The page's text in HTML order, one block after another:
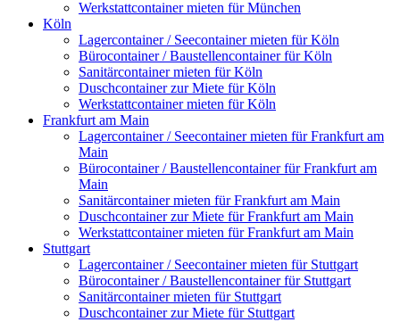
Werkstattcontainer mieten für München
Köln
Lagercontainer / Seecontainer mieten für Köln
Bürocontainer / Baustellencontainer für Köln
Sanitärcontainer mieten für Köln
Duschcontainer zur Miete für Köln
Werkstattcontainer mieten für Köln
Frankfurt am Main
Lagercontainer / Seecontainer mieten für Frankfurt am
Main
Bürocontainer / Baustellencontainer für Frankfurt am
Main
Sanitärcontainer mieten für Frankfurt am Main
Duschcontainer zur Miete für Frankfurt am Main
Werkstattcontainer mieten für Frankfurt am Main
Stuttgart
Lagercontainer / Seecontainer mieten für Stuttgart
Bürocontainer / Baustellencontainer für Stuttgart
Sanitärcontainer mieten für Stuttgart
Duschcontainer zur Miete für Stuttgart